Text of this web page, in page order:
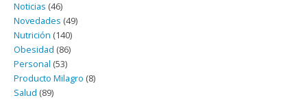
Noticias (46)
Novedades (49)
Nutrición (140)
Obesidad (86)
Personal (53)
Producto Milagro (8)
Salud (89)